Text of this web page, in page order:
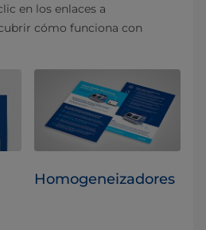
en los enlaces a
cómo funciona con
Homogeneizadores